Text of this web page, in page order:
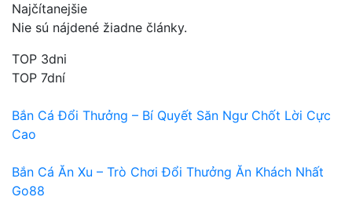
Najčítanejšie
Nie sú nájdené žiadne články.
TOP 3dni
TOP 7dní
Bắn Cá Đổi Thưởng – Bí Quyết Săn Ngư Chốt Lời Cực
Cao
Bắn Cá Ăn Xu – Trò Chơi Đổi Thưởng Ăn Khách Nhất
Go88